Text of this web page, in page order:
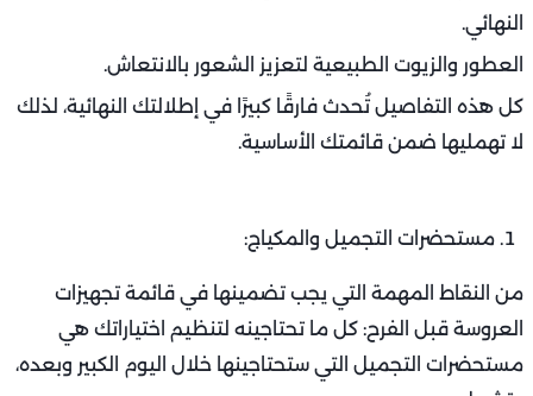
النهائي.
العطور والزيوت الطبيعية لتعزيز الشعور بالانتعاش.
كل هذه التفاصيل تُحدث فارقًا كبيرًا في إطلالتك النهائية، لذلك
لا تهمليها ضمن قائمتك الأساسية.
مستحضرات التجميل والمكياج:
من النقاط المهمة التي يجب تضمينها في قائمة تجهيزات
العروسة قبل الفرح: كل ما تحتاجينه لتنظيم اختياراتك هي
مستحضرات التجميل التي ستحتاجينها خلال اليوم الكبير وبعده،